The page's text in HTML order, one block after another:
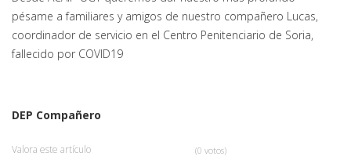
pésame a familiares y amigos de nuestro compañero Lucas,
coordinador de servicio en el Centro Penitenciario de Soria,
fallecido por COVID19
DEP Compañero
Valora este artículo (0 votos)